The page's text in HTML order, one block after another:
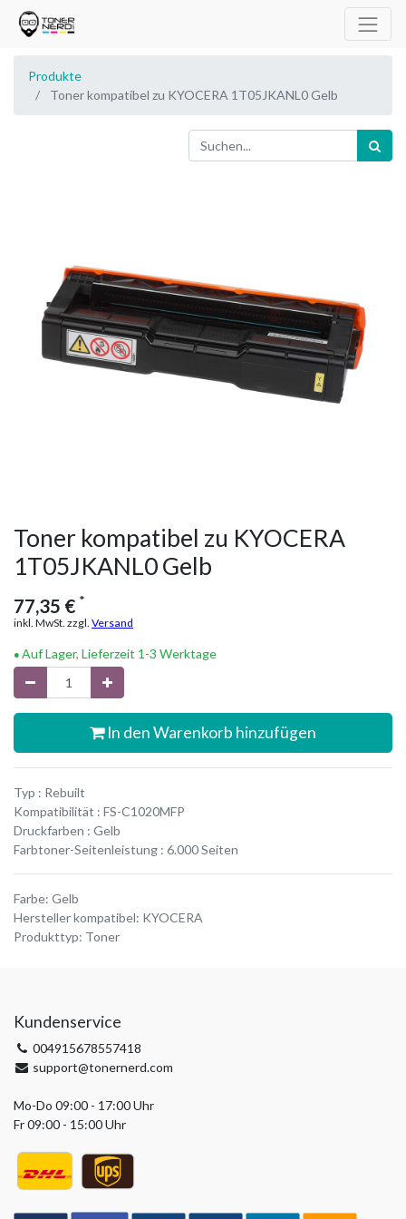
Produkte
Toner kompatibel zu KYOCERA 1T05JKANL0 Gelb
Toner kompatibel zu KYOCERA
1T05JKANL0 Gelb
77,35 € *
inkl. MwSt. zzgl. Versand
Auf Lager, Lieferzeit 1-3 Werktage
In den Warenkorb hinzufügen
Typ : Rebuilt
Kompatibilität : FS-C1020MFP
Druckfarben : Gelb
Farbtoner-Seitenleistung : 6.000 Seiten
Farbe: Gelb
Hersteller kompatibel: KYOCERA
Produkttyp: Toner
Kundenservice
004915678557418
support@tonernerd.com
Mo-Do 09:00 - 17:00 Uhr
Fr 09:00 - 15:00 Uhr